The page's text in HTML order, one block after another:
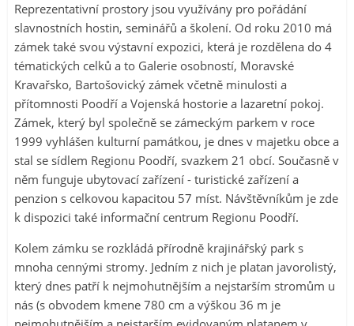
Reprezentativní prostory jsou využívány pro pořádání
slavnostních hostin, seminářů a školení. Od roku 2010 má
zámek také svou výstavní expozici, která je rozdělena do 4
tématických celků a to Galerie osobností, Moravské
Kravařsko, Bartošovický zámek včetně minulosti a
přítomnosti Poodří a Vojenská hostorie a lazaretní pokoj.
Zámek, který byl společně se zámeckým parkem v roce
1999 vyhlášen kulturní památkou, je dnes v majetku obce a
stal se sídlem Regionu Poodří, svazkem 21 obcí. Současně v
něm funguje ubytovací zařízení - turistické zařízení a
penzion s celkovou kapacitou 57 míst. Návštěvníkům je zde
k dispozici také informační centrum Regionu Poodří.
Kolem zámku se rozkládá přírodně krajinářský park s
mnoha cennými stromy. Jedním z nich je platan javorolistý,
který dnes patří k nejmohutnějším a nejstarším stromům u
nás (s obvodem kmene 780 cm a výškou 36 m je